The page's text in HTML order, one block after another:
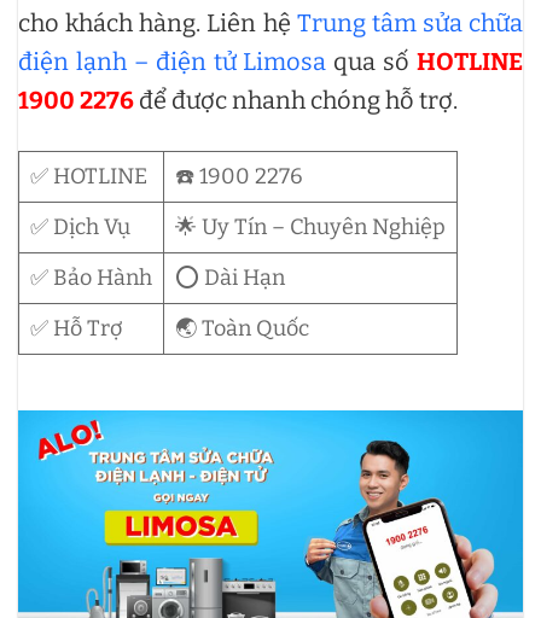
cho khách hàng. Liên hệ Trung tâm sửa chữa
điện lạnh – điện tử Limosa qua số HOTLINE
1900 2276 để được nhanh chóng hỗ trợ.
✅ HOTLINE
☎️ 1900 2276
✅ Dịch Vụ
🌟 Uy Tín – Chuyên Nghiệp
✅ Bảo Hành
⭕ Dài Hạn
✅ Hỗ Trợ
🌏 Toàn Quốc